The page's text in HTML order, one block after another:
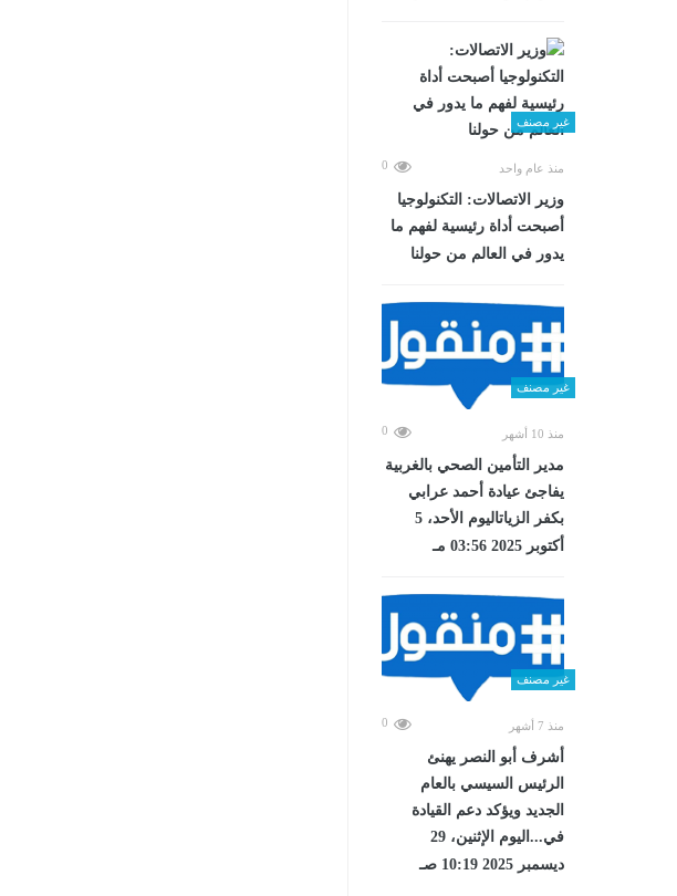
غير مصنف
منذ عام واحد 0
وزير الاتصالات: التكنولوجيا
أصبحت أداة رئيسية لفهم ما
يدور في العالم من حولنا
غير مصنف
منذ 10 أشهر 0
مدير التأمين الصحي بالغربية
يفاجئ عيادة أحمد عرابي
بكفر الزياتاليوم الأحد، 5
أكتوبر 2025 03:56 مـ
غير مصنف
منذ 7 أشهر 0
أشرف أبو النصر يهنئ
الرئيس السيسي بالعام
الجديد ويؤكد دعم القيادة
في...اليوم الإثنين، 29
ديسمبر 2025 10:19 صـ